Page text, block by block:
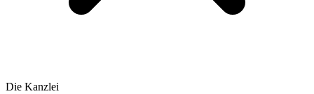
Die Kanzlei